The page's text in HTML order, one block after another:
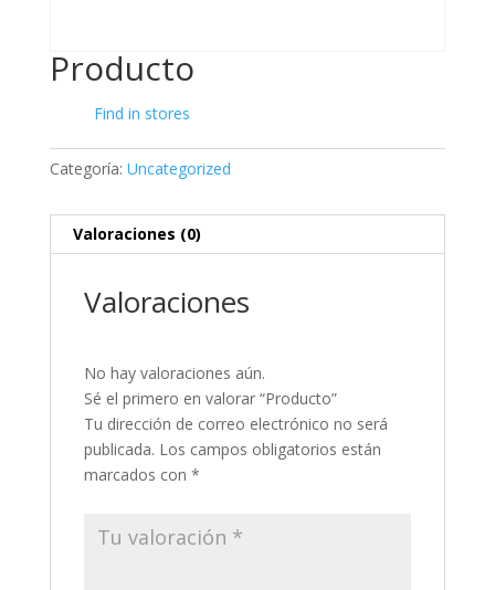
Producto
Find in stores
Categoría: Uncategorized
Valoraciones (0)
Valoraciones
No hay valoraciones aún.
Sé el primero en valorar “Producto”
Tu dirección de correo electrónico no será
publicada. Los campos obligatorios están
marcados con *